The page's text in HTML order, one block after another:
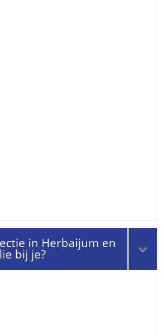
in Herbaijum en
bij je?